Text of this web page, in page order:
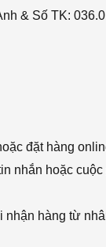
& Số TK:
đặt hàng
nhắn hoặc
hàng từ